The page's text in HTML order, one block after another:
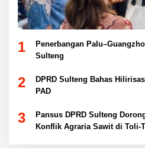
1
Penerbangan
Sulteng
2
DPRD Sulteng Bahas
PAD
3
Pansus DPRD Sulteng
Konflik Agraria Sawit di Toli-